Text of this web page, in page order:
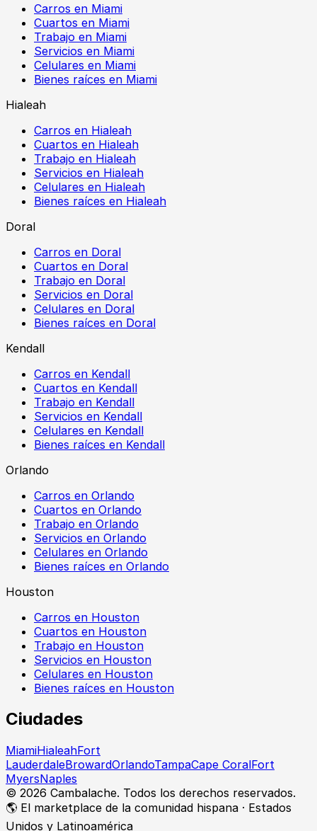
Carros en Miami
Cuartos en Miami
Trabajo en Miami
Servicios en Miami
Celulares en Miami
Bienes raíces en Miami
Hialeah
Carros en Hialeah
Cuartos en Hialeah
Trabajo en Hialeah
Servicios en Hialeah
Celulares en Hialeah
Bienes raíces en Hialeah
Doral
Carros en Doral
Cuartos en Doral
Trabajo en Doral
Servicios en Doral
Celulares en Doral
Bienes raíces en Doral
Kendall
Carros en Kendall
Cuartos en Kendall
Trabajo en Kendall
Servicios en Kendall
Celulares en Kendall
Bienes raíces en Kendall
Orlando
Carros en Orlando
Cuartos en Orlando
Trabajo en Orlando
Servicios en Orlando
Celulares en Orlando
Bienes raíces en Orlando
Houston
Carros en Houston
Cuartos en Houston
Trabajo en Houston
Servicios en Houston
Celulares en Houston
Bienes raíces en Houston
Ciudades
MiamiHialeahFort
LauderdaleBrowardOrlandoTampaCape CoralFort
MyersNaples
© 2026 Cambalache. Todos los derechos reservados.
🌎 El marketplace de la comunidad hispana · Estados
Unidos y Latinoamérica